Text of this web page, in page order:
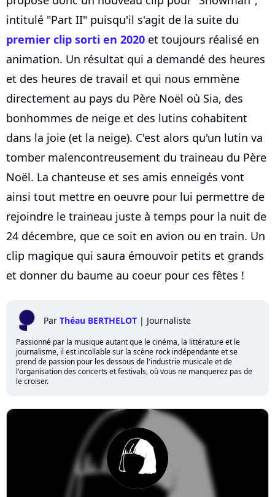
intitulé "Part II" puisqu'il s'agit de la suite du
premier clip sorti en 2020 et toujours réalisé en
animation. Un résultat qui a demandé des heures
et des heures de travail et qui nous emmène
directement au pays du Père Noël où Sia, des
bonhommes de neige et des lutins cohabitent
dans la joie (et la neige). C'est alors qu'un lutin va
tomber malencontreusement du traineau du Père
Noël. La chanteuse et ses amis enneigés vont
ainsi tout mettre en oeuvre pour lui permettre de
rejoindre le traineau juste à temps pour la nuit de
24 décembre, que ce soit en avion ou en train. Un
clip magique qui saura émouvoir petits et grands
et donner du baume au coeur pour ces fêtes !
Par Théau BERTHELOT | Journaliste
Passionné par la musique autant que le cinéma, la littérature et le
journalisme, il est incollable sur la scène rock indépendante et se
prend de passion pour les dessous de l'industrie musicale et de
l'organisation des concerts et festivals, où vous ne manquerez pas de
le croiser.